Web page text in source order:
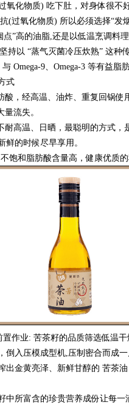
化物质) 吃下肚，对身体很不好
氧化物质) 所以必须选择“发
高的油脂,还是以低温烹调料理
以 “蒸气灭菌冷压炊熟” 这种
9、Omega-3 等有益脂
式
经高温、油炸、重复回锅使
流失。
高温、日晒，最聪明的方式，
的时候尽早享用。
和脂肪酸含量高，健康优质的
业: 苦茶籽的品质筛选低温干
倒入压模成型机,压制密合而成
金黄亮泽、新鲜甘醇的 苦茶
所富含的珍贵营养成份让每一